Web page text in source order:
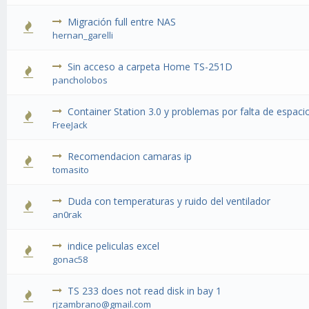
Migración full entre NAS
hernan_garelli
Sin acceso a carpeta Home TS-251D
pancholobos
Container Station 3.0 y problemas por falta de
FreeJack
Recomendacion camaras ip
tomasito
Duda con temperaturas y ruido del ventilador
an0rak
indice peliculas excel
gonac58
TS 233 does not read disk in bay 1
rjzambrano@gmail.com